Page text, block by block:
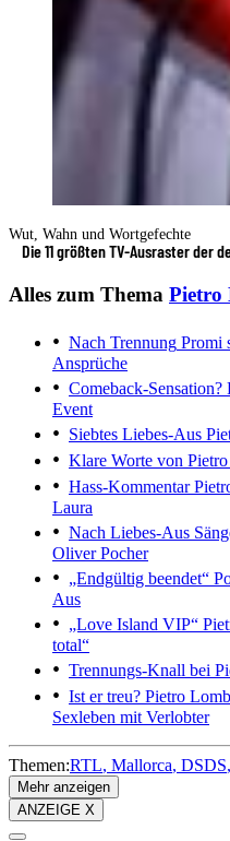
Wut, Wahn und Wortgefechte
Die 11 größten TV-Ausraster der
Alles zum Thema Pietro
Nach Trennung Promi
Ansprüche
Comeback-Sensation?
Event
Siebtes Liebes-Aus
Klare Worte von Pietro
Hass-Kommentar
Laura
Nach Liebes-Aus
Oliver Pocher
„Endgültig beendet“
Aus
„Love Island VIP“
total“
Trennungs-Knall bei
Ist er treu? Pietro
Sexleben mit Verlobter
Themen:RTL Mallorca DSDS
Mehr anzeigen
ANZEIGE X